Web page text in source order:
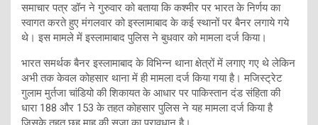
समाचार पत्र डॉन ने गुरुवार को बताया कि कश्मीर पर भारत के निर्णय का
स्वागत करते हुए मंगलवार को इस्लामाबाद के कई स्थानों पर बैनर लगाये गये
थे। इस मामले में इस्लामाबाद पुलिस ने बुधवार को मामला दर्ज किया।
भारत समर्थक बैनर इस्लामाबाद के विभिन्न थाना क्षेत्रों में लगाए गए थे लेकिन
अभी तक केवल कोहसार थाना में ही मामला दर्ज किया गया है। मजिस्ट्रेट
गुलाम मुर्तजा चांडियो की शिकायत के आधार पर पाकिस्तान दंड संहिता की
धारा 188 और 153 के तहत कोहसार पुलिस ने यह मामला दर्ज किया है